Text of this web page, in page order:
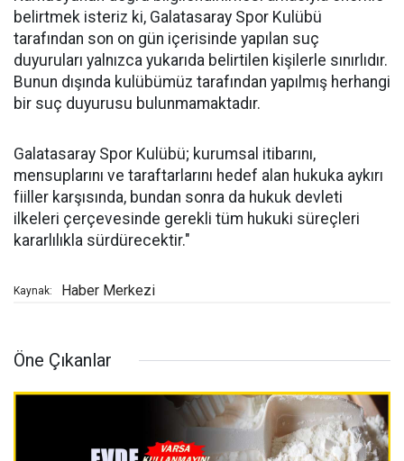
belirtmek isteriz ki, Galatasaray Spor Kulübü
tarafından son on gün içerisinde yapılan suç
duyuruları yalnızca yukarıda belirtilen kişilerle sınırlıdır.
Bunun dışında kulübümüz tarafından yapılmış herhangi
bir suç duyurusu bulunmamaktadır.
Galatasaray Spor Kulübü; kurumsal itibarını,
mensuplarını ve taraftarlarını hedef alan hukuka aykırı
fiiller karşısında, bundan sonra da hukuk devleti
ilkeleri çerçevesinde gerekli tüm hukuki süreçleri
kararlılıkla sürdürecektir."
Kaynak: Haber Merkezi
Öne Çıkanlar